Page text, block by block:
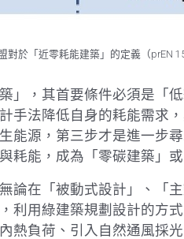
對於「近零耗能建築」的定義（prEN
」，其首要條件必須是「
手法降低自身的耗能需求
能源，第三步才是進一步
耗能，成為「零碳建築」
論在「被動式設計」、「
利用綠建築規劃設計的方
熱負荷、引入自然通風採